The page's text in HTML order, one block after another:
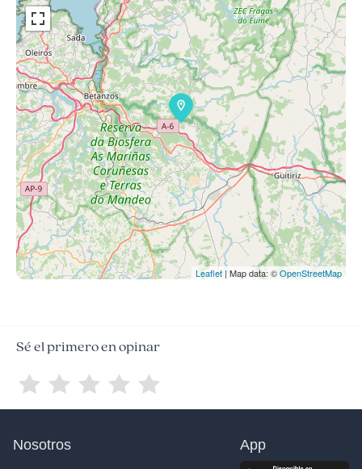
Leaflet | Map data: ©OpenStreetMap
Sé el primero en opinar
Nosotros App